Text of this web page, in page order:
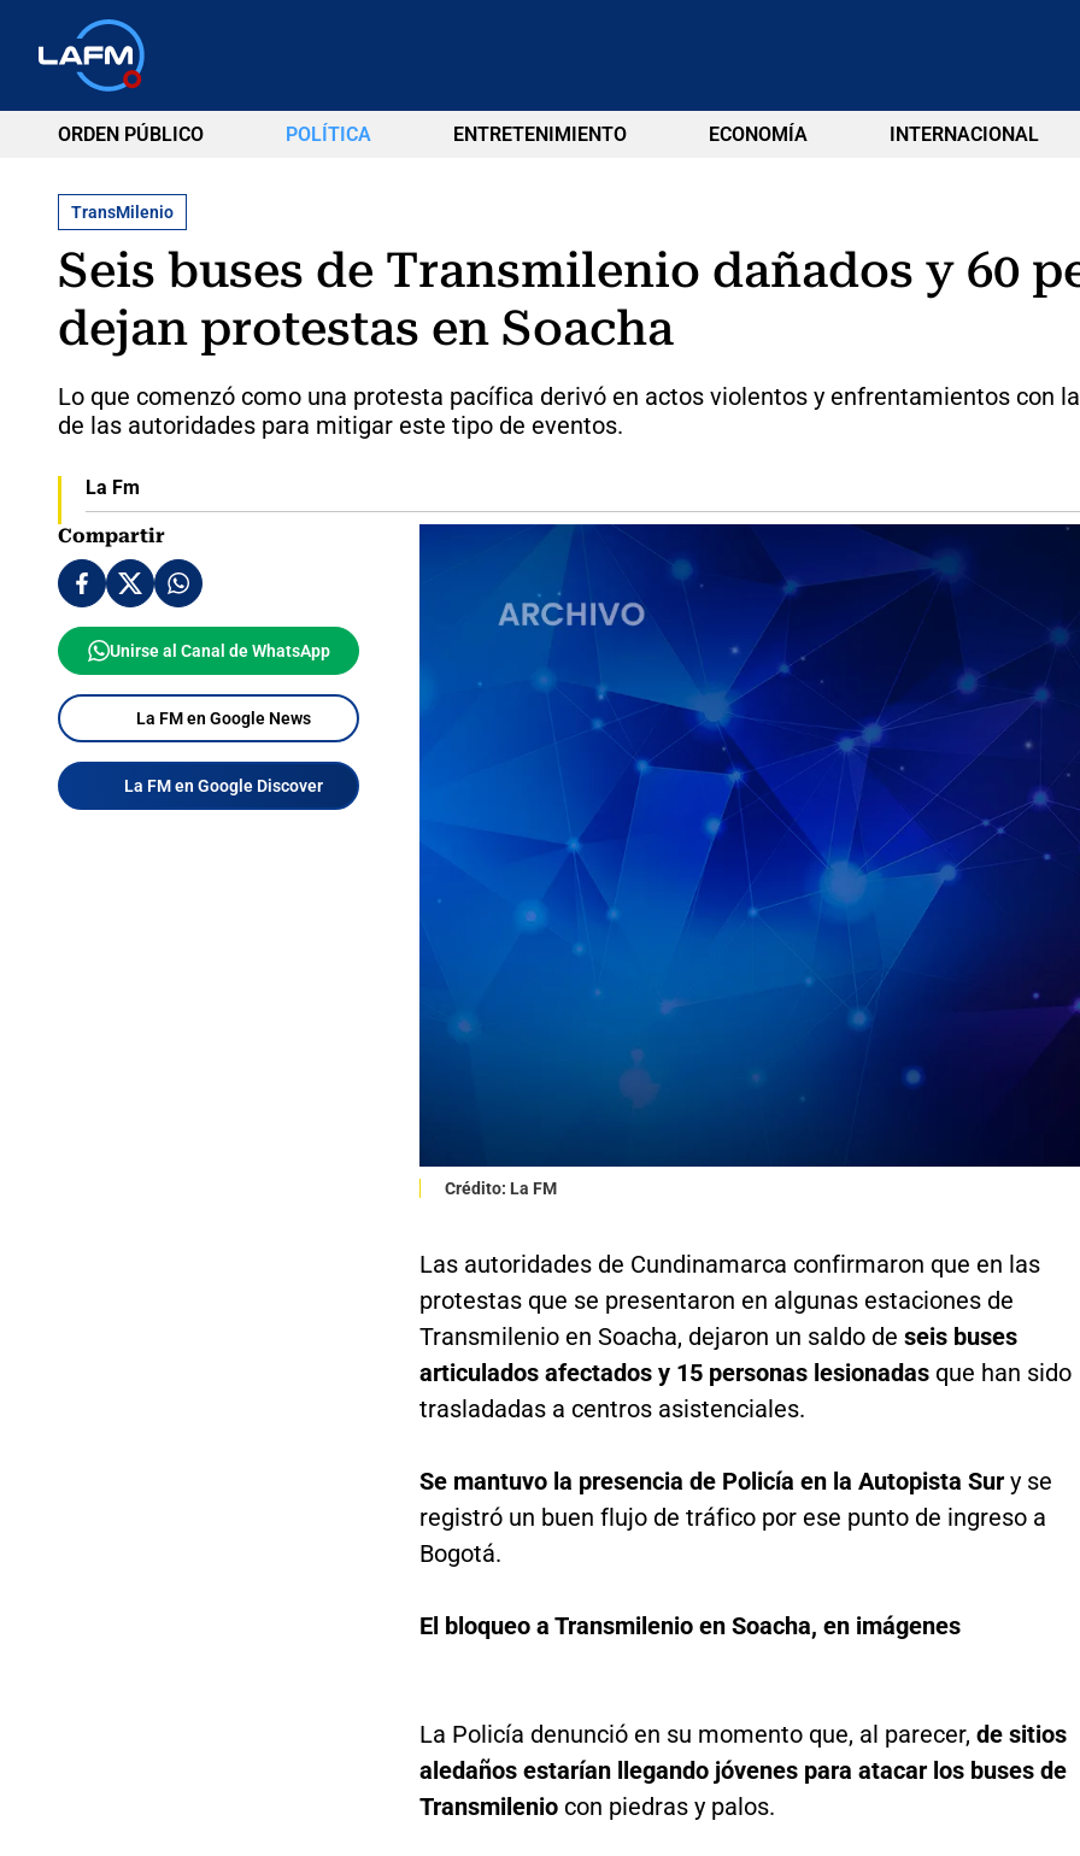
ORDEN PÚBLICO POLÍTICA ENTRETENIMIENTO ECONOMÍA INTERNACIONAL
TransMilenio
Seis buses de Transmilenio dañados y 60
dejan protestas en Soacha
Lo que comenzó como una protesta pacífica derivó en actos violentos y enfrentamientos con
de las autoridades para mitigar este tipo de eventos.
La Fm
Compartir
Unirse al Canal de WhatsApp
La FM en Google News
La FM en Google Discover
Crédito: La FM
Las autoridades de Cundinamarca confirmaron que en las
protestas que se presentaron en algunas estaciones de
Transmilenio en Soacha, dejaron un saldo de seis buses
articulados afectados y 15 personas lesionadasque han sido
trasladadas a centros asistenciales.
Se mantuvo la presencia de Policía en la Autopista Sury se
registró un buen flujo de tráfico por ese punto de ingreso a
Bogotá.
El bloqueo a Transmilenio en Soacha, en imágenes
La Policía denunció en su momento que, al parecer, de sitios
aledaños estarían llegando jóvenes para atacar los buses de
Transmileniocon piedras y palos.